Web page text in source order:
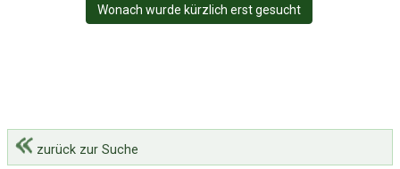
Wonach wurde kürzlich erst gesucht
zurück zur Suche